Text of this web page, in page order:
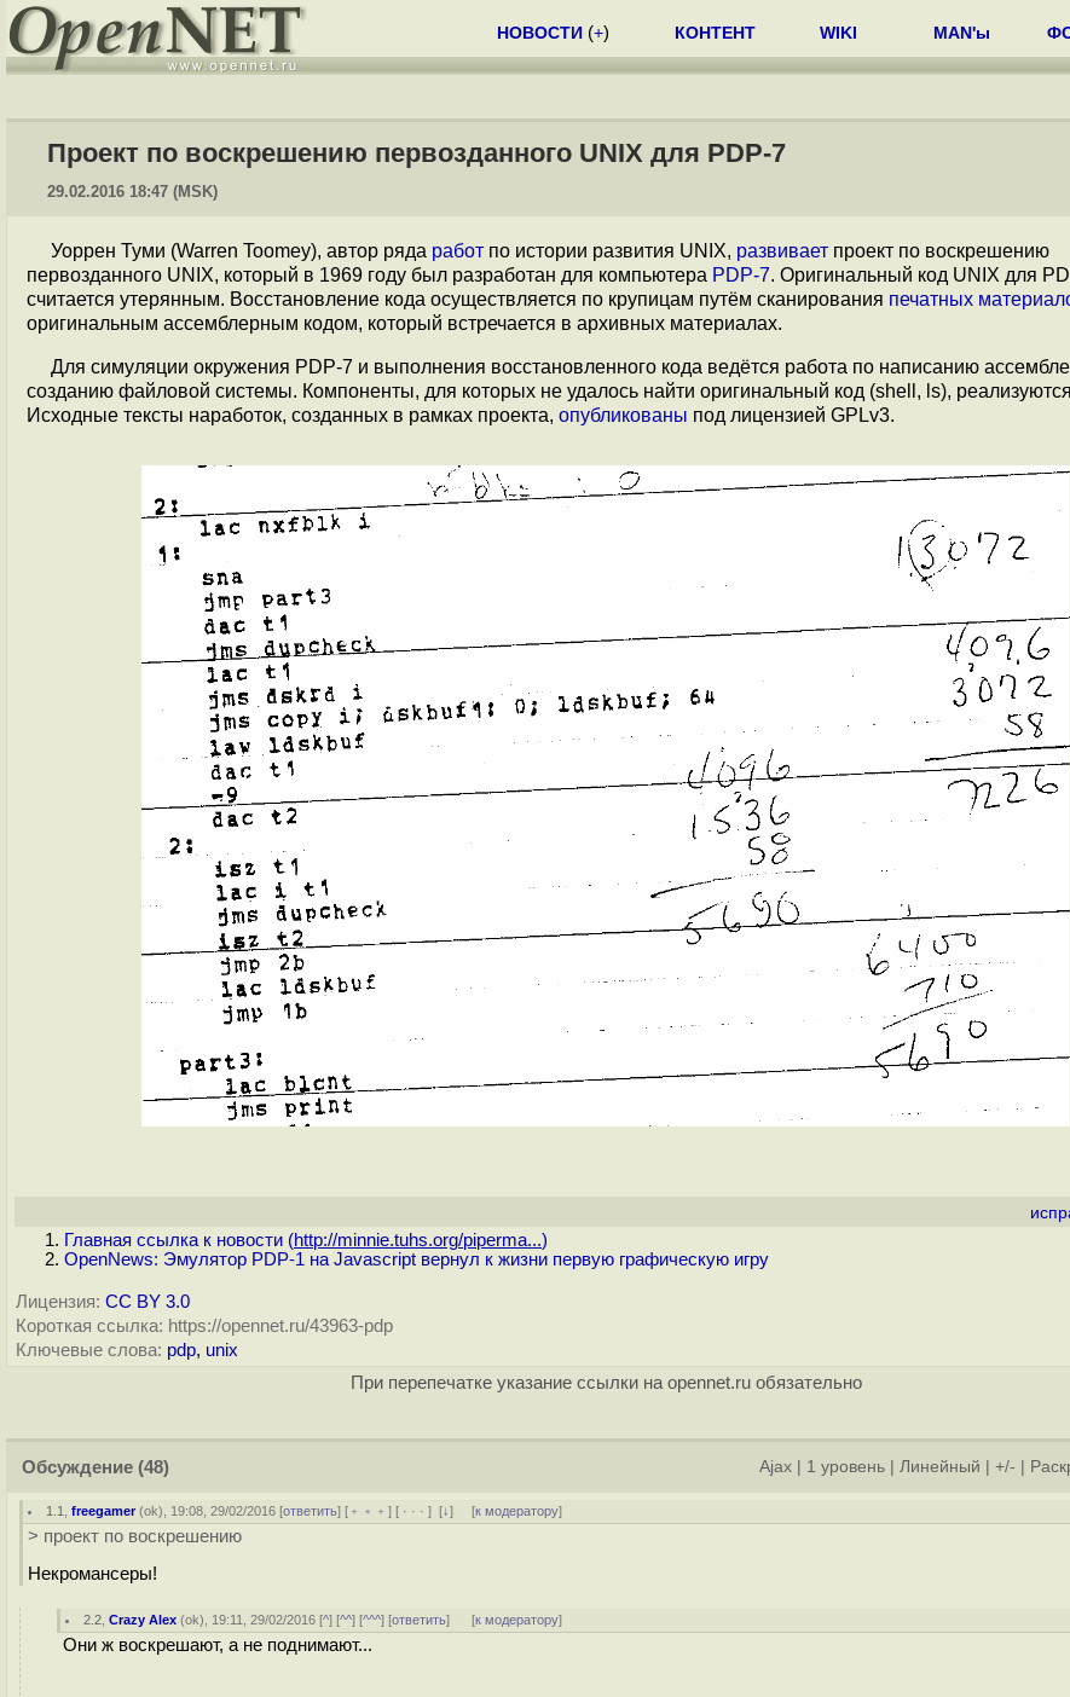
НОВОСТИ (+) КОНТЕНТ WIKI MAN'ы
Проект по воскрешению первозданного UNIX для PDP-7
29.02.2016 18:47 (MSK)
Уоррен Туми (Warren Toomey), автор ряда работ по истории развития UNIX, развивает проект по воскрешению
первозданного UNIX, который в 1969 году был разработан для компьютера PDP-7. Оригинальный код UNIX для
считается утерянным. Восстановление кода осуществляется по крупицам путём сканирования печатных
оригинальным ассемблерным кодом, который встречается в архивных материалах.
Для симуляции окружения PDP-7 и выполнения восстановленного кода ведётся работа по написанию
созданию файловой системы. Компоненты, для которых не удалось найти оригинальный код (shell, ls),
Исходные тексты наработок, созданных в рамках проекта, опубликованы под лицензией GPLv3.
Главная ссылка к новости (http://minnie.tuhs.org/piperma...)
OpenNews: Эмулятор PDP-1 на Javascript вернул к жизни первую графическую игру
Лицензия: CC BY 3.0
Короткая ссылка: https://opennet.ru/43963-pdp
Ключевые слова: pdp, unix
При перепечатке указание ссылки на opennet.ru обязательно
Обсуждение (48) Ajax 1 уровень Линейный +/-
1.1 ,freegamer(ok), 19:08, 29/02/2016 [ответить] [ ﹢﹢﹢] [ · · ·][↓] [к модератору]
> проект по воскрешению
Некромансеры!
2.2 ,Crazy Alex (ok), 19:11, 29/02/2016 [^] [^^] [^^^] [ответить] [к модератору]
Они ж воскрешают, а не поднимают...